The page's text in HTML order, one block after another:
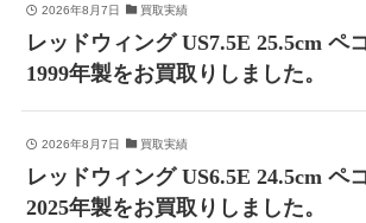
2026年8月7日 買取実績
レッドウィング US7.5E 25.5cm ペ
1999年製をお買取りしました。
2026年8月7日 買取実績
レッドウィング US6.5E 24.5cm ペ
2025年製をお買取りしました。